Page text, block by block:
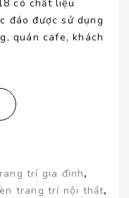
có chất liệu
đáo được sử dụng
quán cafe, khách
trí gia đình,
trang trí nội thất,